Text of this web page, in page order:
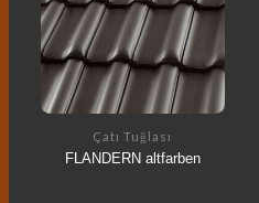
Çatı Tuğlası
FLANDERN altfarben